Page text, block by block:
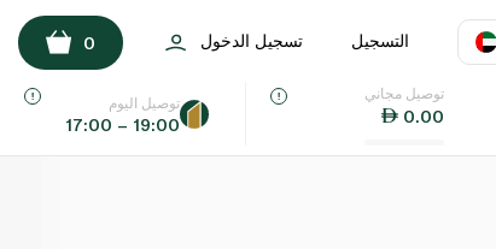
اللغة
التسجيل تسجيل الدخول 0
توصيل مجاني
0.00
توصيل اليوم
17:00 – 19:00
Yardley London English Blossom Roll On